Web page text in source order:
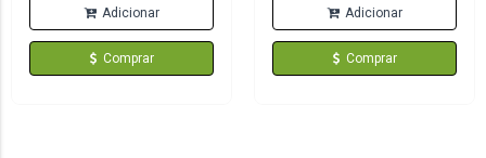
Adicionar
Comprar
Adicionar
Comprar